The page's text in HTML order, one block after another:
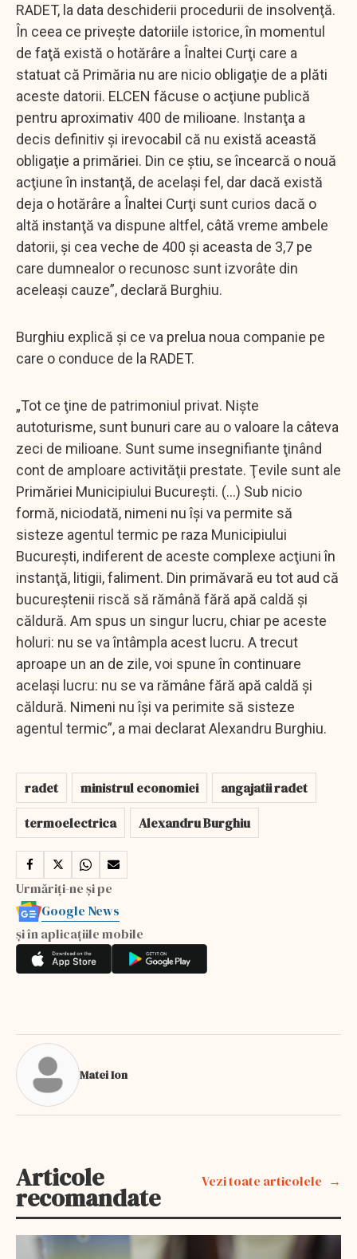
RADET, la data deschiderii procedurii de insolvenţă.
În ceea ce priveşte datoriile istorice, în momentul
de faţă există o hotărâre a Înaltei Curţi care a
statuat că Primăria nu are nicio obligaţie de a plăti
aceste datorii. ELCEN făcuse o acţiune publică
pentru aproximativ 400 de milioane. Instanţa a
decis definitiv şi irevocabil că nu există această
obligaţie a primăriei. Din ce ştiu, se încearcă o nouă
acţiune în instanţă, de acelaşi fel, dar dacă există
deja o hotărâre a Înaltei Curţi sunt curios dacă o
altă instanţă va dispune altfel, câtă vreme ambele
datorii, şi cea veche de 400 şi aceasta de 3,7 pe
care dumnealor o recunosc sunt izvorâte din
aceleaşi cauze”, declară Burghiu.
Burghiu explică și ce va prelua noua companie pe
care o conduce de la RADET.
„Tot ce ţine de patrimoniul privat. Nişte
autoturisme, sunt bunuri care au o valoare la câteva
zeci de milioane. Sunt sume insegnifiante ţinând
cont de amploare activităţii prestate. Ţevile sunt ale
Primăriei Municipiului Bucureşti. (…) Sub nicio
formă, niciodată, nimeni nu îşi va permite să
sisteze agentul termic pe raza Municipiului
Bucureşti, indiferent de aceste complexe acţiuni în
instanţă, litigii, faliment. Din primăvară eu tot aud că
bucureştenii riscă să rămână fără apă caldă şi
căldură. Am spus un singur lucru, chiar pe aceste
holuri: nu se va întâmpla acest lucru. A trecut
aproape un an de zile, voi spune în continuare
acelaşi lucru: nu se va rămâne fără apă caldă şi
căldură. Nimeni nu îşi va perimite să sisteze
agentul termic”, a mai declarat Alexandru Burghiu.
radet ministrul economiei
angajatii radet
termoelectrica
Alexandru Burghiu
Urmăriți-ne și pe
Google News
și în aplicațiile mobile
Matei Ion
Articole
recomandate
Vezi toate articolele